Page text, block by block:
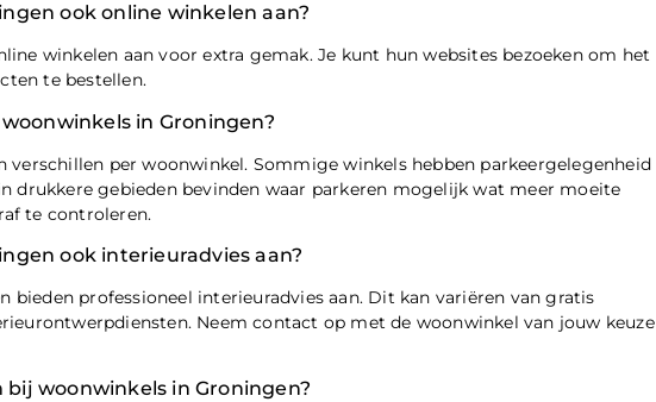
ook online winkelen aan?
winkelen aan voor extra gemak. Je kunt hun websites bezoeken om het
te bestellen.
in Groningen?
verschillen per woonwinkel. Sommige winkels hebben parkeergelegenheid
drukkere gebieden bevinden waar parkeren mogelijk wat meer moeite
te controleren.
ook interieuradvies aan?
bieden professioneel interieuradvies aan. Dit kan variëren van gratis
Neem contact op met de woonwinkel van jouw keuze
woonwinkels in Groningen?